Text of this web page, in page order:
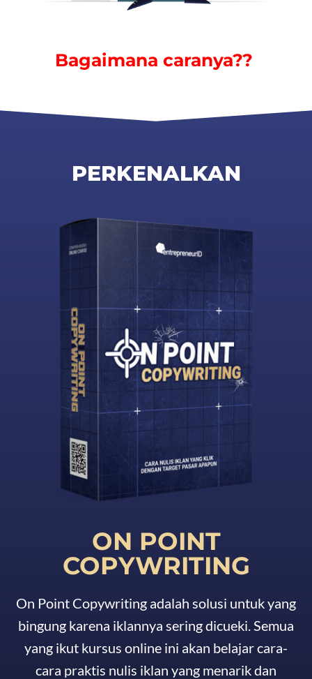
Bagaimana caranya??
PERKENALKAN
ON POINT
COPYWRITING
On Point Copywriting adalah solusi untuk yang
bingung karena iklannya sering dicueki. Semua
yang ikut kursus online ini akan belajar cara-
cara praktis nulis iklan yang menarik dan